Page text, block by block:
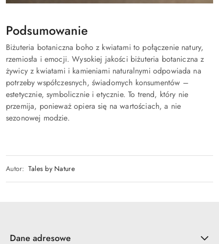
Podsumowanie
Biżuteria botaniczna boho z kwiatami to połączenie natury,
rzemiosła i emocji. Wysokiej jakości biżuteria botaniczna z
żywicy z kwiatami i kamieniami naturalnymi odpowiada na
potrzeby współczesnych, świadomych konsumentów –
estetycznie, symbolicznie i etycznie. To trend, który nie
przemija, ponieważ opiera się na wartościach, a nie
sezonowej modzie.
Autor: Tales by Nature
Dane adresowe